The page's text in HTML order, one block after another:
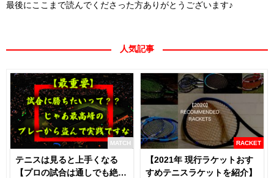
最後にここまで読んでくださった方ありがとうございます♪
人気記事
MATCH
テニスは見ると上手くなる
【プロの試合は通しでも絶対
RACKET
【2021年 現行ラケットおす
すめテニスラケットを紹介】